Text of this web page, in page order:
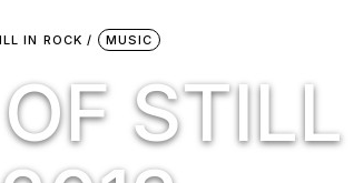
IN ROCK MUSIC